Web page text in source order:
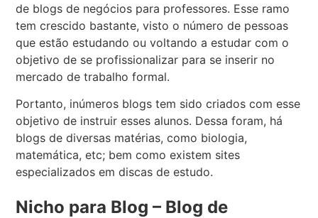
de blogs de negócios para professores. Esse ramo
tem crescido bastante, visto o número de pessoas
que estão estudando ou voltando a estudar com o
objetivo de se profissionalizar para se inserir no
mercado de trabalho formal.
Portanto, inúmeros blogs tem sido criados com esse
objetivo de instruir esses alunos. Dessa foram, há
blogs de diversas matérias, como biologia,
matemática, etc; bem como existem sites
especializados em discas de estudo.
Nicho para Blog – Blog de